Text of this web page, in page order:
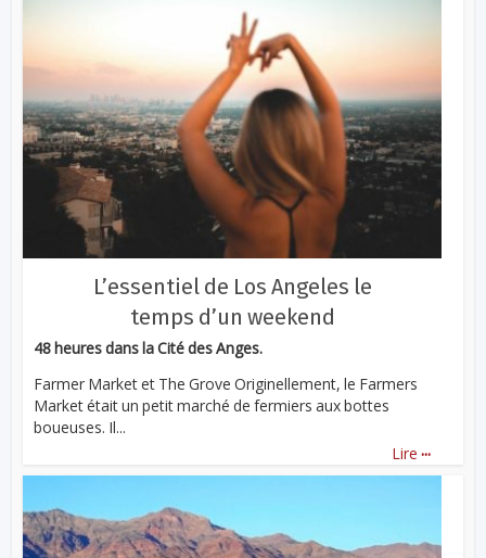
L’essentiel de Los Angeles le
temps d’un weekend
48 heures dans la Cité des Anges.
Farmer Market et The Grove Originellement, le Farmers
Market était un petit marché de fermiers aux bottes
boueuses. Il...
Lire ...